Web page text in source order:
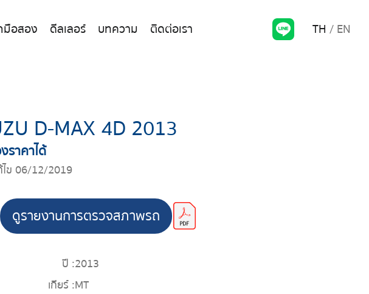
มือสอง ดีลเลอร์ บทความ ติดต่อเรา TH EN
D-MAX 4D 2013
ราคาได้
ข 06/12/2019
ดูรายงานการตรวจสภาพรถ
ปี :2013
เกียร์ :MT